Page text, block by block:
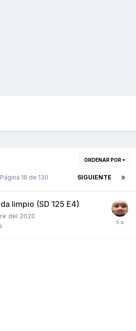
ORDENAR POR
SIGUIENTE
Página 16 de 130
limpio (SD 125 E4)
del 2020